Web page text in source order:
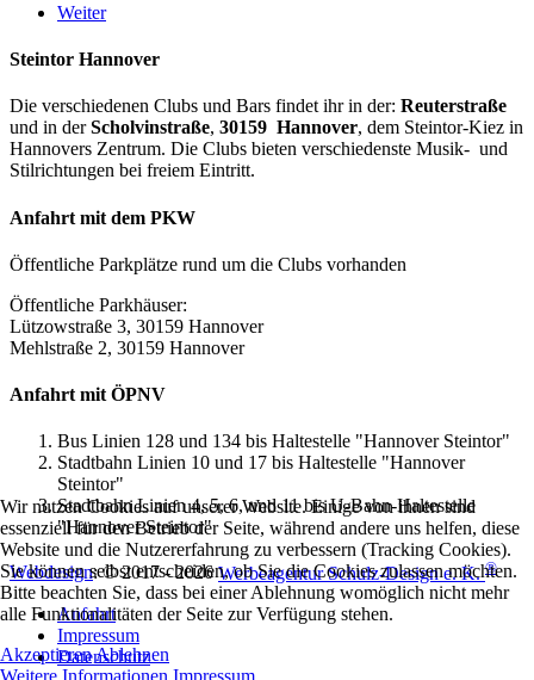
Weiter
Steintor Hannover
Die verschiedenen Clubs und Bars findet ihr in der: Reuterstraße
und in derScholvinstraße, 30159 Hannover, dem Steintor-Kiez in
Hannovers Zentrum. Die Clubs bieten verschiedenste Musik- und
Stilrichtungen bei freiem Eintritt.
Anfahrt mit dem PKW
Öffentliche Parkplätze rund um die Clubs vorhanden
Öffentliche Parkhäuser:
Lützowstraße 3, 30159 Hannover
Mehlstraße 2, 30159 Hannover
Anfahrt mit ÖPNV
Bus Linien 128 und 134 bis Haltestelle "Hannover Steintor"
Stadtbahn Linien 10 und 17 bis Haltestelle "Hannover
Steintor"
Stadtbahn Linien 4, 5, 6, und 11 bis U-Bahn-Haltestelle
"Hannover Steintor"
Webdesign: © 2017 - 2026Werbeagentur Schulz-Design e. K.®
Anfahrt
Impressum
Datenschutz
Wir nutzen Cookies auf unserer Website. Einige von ihnen sind
essenziell für den Betrieb der Seite, während andere uns helfen, diese
Website und die Nutzererfahrung zu verbessern (Tracking Cookies).
Sie können selbst entscheiden, ob Sie die Cookies zulassen möchten.
Bitte beachten Sie, dass bei einer Ablehnung womöglich nicht mehr
alle Funktionalitäten der Seite zur Verfügung stehen.
AkzeptierenAblehnen
Weitere Informationen Impressum